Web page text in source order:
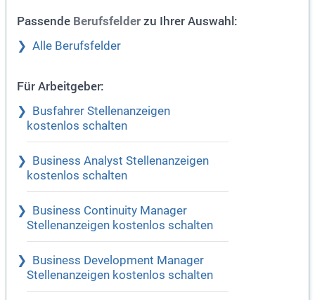
Passende Berufsfelder zu Ihrer Auswahl:
Alle Berufsfelder
Für Arbeitgeber:
Busfahrer Stellenanzeigen
kostenlos schalten
Business Analyst Stellenanzeigen
kostenlos schalten
Business Continuity Manager
Stellenanzeigen kostenlos schalten
Business Development Manager
Stellenanzeigen kostenlos schalten